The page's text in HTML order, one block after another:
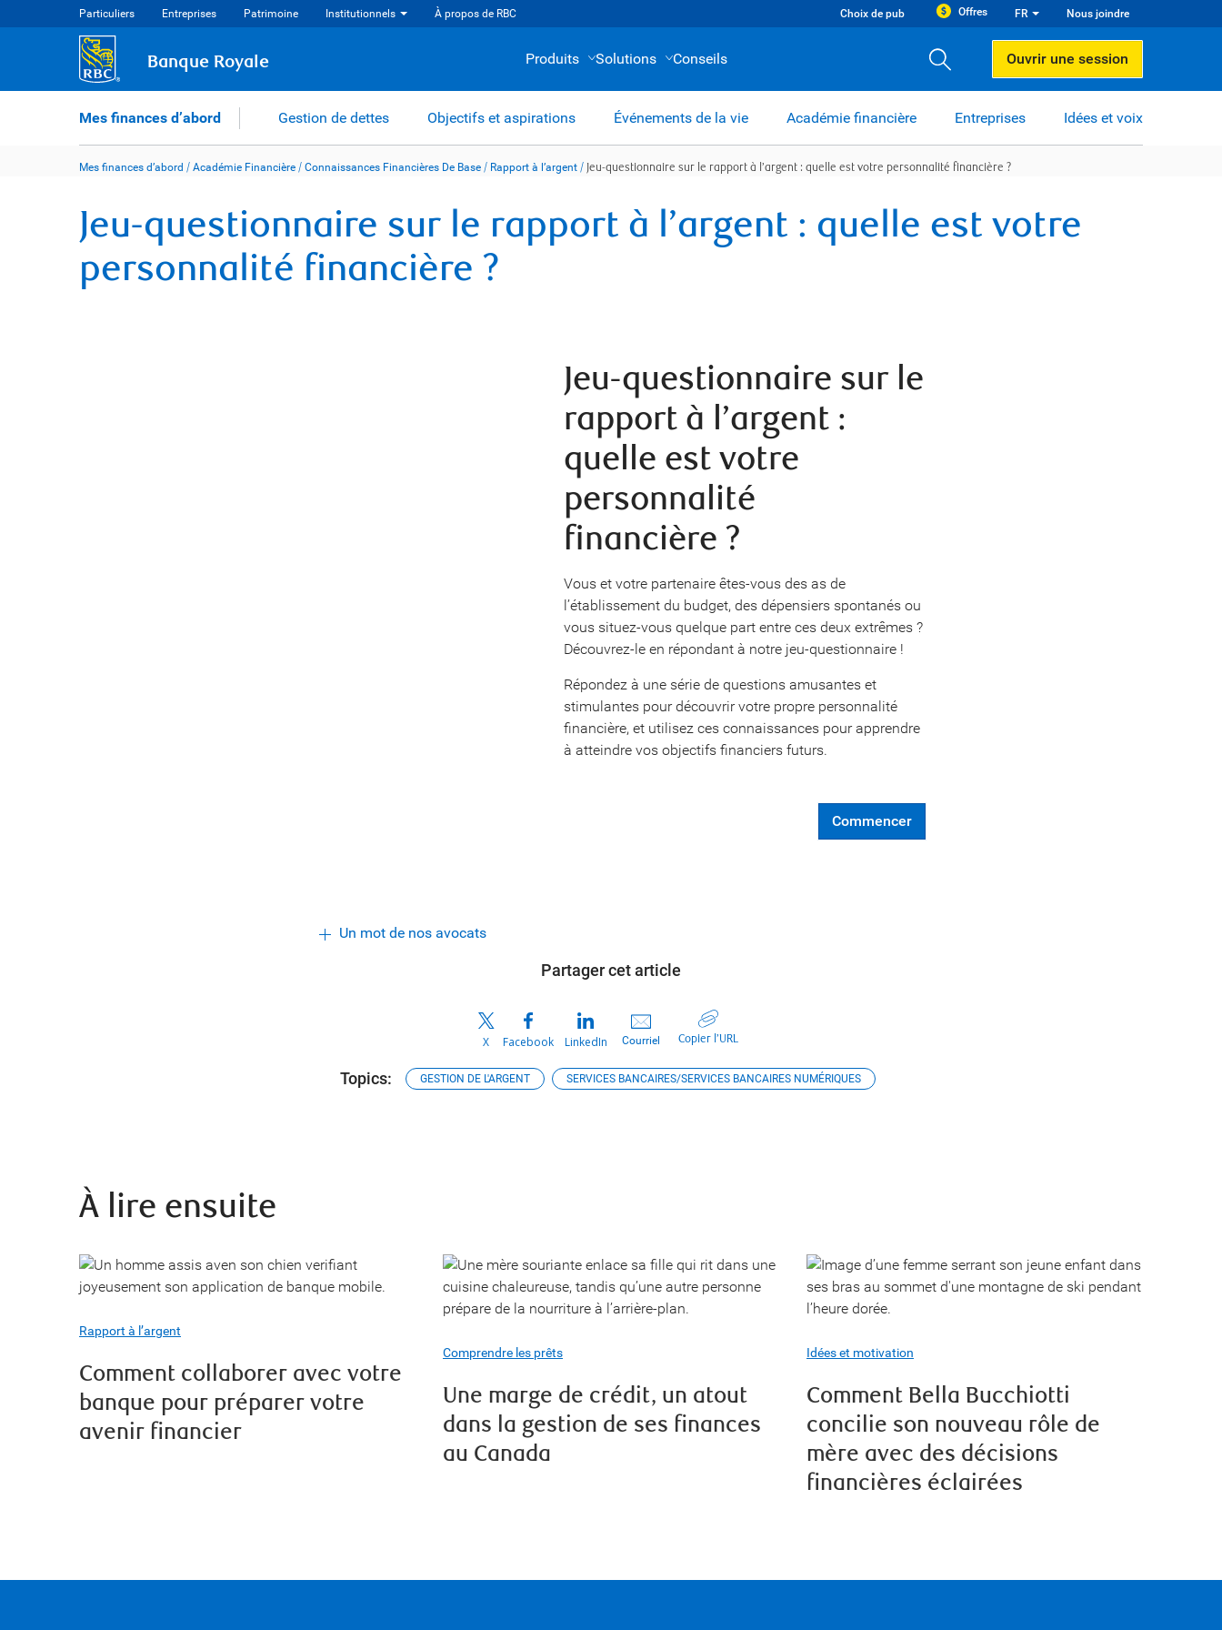
Particuliers Entreprises Patrimoine Institutionnels À propos de RBC Choix de pub Offres FR Nous joindre
Banque Royale Produits Solutions Conseils Ouvrir une session
Mes finances d’abord Gestion de dettes Objectifs et aspirations Événements de la vie Académie financière Entreprises Idées et voix
Mes finances d’abord / Académie Financière / Connaissances Financières De Base / Rapport à l’argent / Jeu-questionnaire sur le rapport à l’argent : quelle est votre personnalité financière ?
Jeu-questionnaire sur le rapport à l’argent : quelle est votre
personnalité financière ?
Jeu-questionnaire sur le
rapport à l’argent :
quelle est votre
personnalité
financière ?
Vous et votre partenaire êtes-vous des as de
l’établissement du budget, des dépensiers spontanés ou
vous situez-vous quelque part entre ces deux extrêmes ?
Découvrez-le en répondant à notre jeu-questionnaire !
Répondez à une série de questions amusantes et
stimulantes pour découvrir votre propre personnalité
financière, et utilisez ces connaissances pour apprendre
à atteindre vos objectifs financiers futurs.
Commencer
Un mot de nos avocats
Partager cet article
X Facebook LinkedIn Courriel Copier l’URL
Topics: GESTION DE L'ARGENT SERVICES BANCAIRES/SERVICES BANCAIRES NUMÉRIQUES
À lire ensuite
Rapport à l’argent
Comment collaborer avec votre
banque pour préparer votre
avenir financier
Comprendre les prêts
Une marge de crédit, un atout
dans la gestion de ses finances
au Canada
Idées et motivation
Comment Bella Bucchiotti
concilie son nouveau rôle de
mère avec des décisions
financières éclairées